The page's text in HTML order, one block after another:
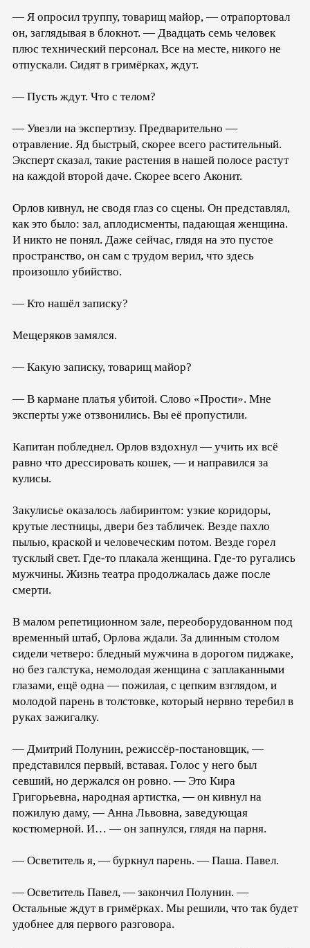
— Я опросил труппу, товарищ майор, — отрапортовал
он, заглядывая в блокнот. — Двадцать семь человек
плюс технический персонал. Все на месте, никого не
отпускали. Сидят в гримёрках, ждут.
— Пусть ждут. Что с телом?
— Увезли на экспертизу. Предварительно —
отравление. Яд быстрый, скорее всего растительный.
Эксперт сказал, такие растения в нашей полосе растут
на каждой второй даче. Скорее всего Аконит.
Орлов кивнул, не сводя глаз со сцены. Он представлял,
как это было: зал, аплодисменты, падающая женщина.
И никто не понял. Даже сейчас, глядя на это пустое
пространство, он сам с трудом верил, что здесь
произошло убийство.
— Кто нашёл записку?
Мещеряков замялся.
— Какую записку, товарищ майор?
— В кармане платья убитой. Слово «Прости». Мне
эксперты уже отзвонились. Вы её пропустили.
Капитан побледнел. Орлов вздохнул — учить их всё
равно что дрессировать кошек, — и направился за
кулисы.
Закулисье оказалось лабиринтом: узкие коридоры,
крутые лестницы, двери без табличек. Везде пахло
пылью, краской и человеческим потом. Везде горел
тусклый свет. Где-то плакала женщина. Где-то ругались
мужчины. Жизнь театра продолжалась даже после
смерти.
В малом репетиционном зале, переоборудованном под
временный штаб, Орлова ждали. За длинным столом
сидели четверо: бледный мужчина в дорогом пиджаке,
но без галстука, немолодая женщина с заплаканными
глазами, ещё одна — пожилая, с цепким взглядом, и
молодой парень в толстовке, который нервно теребил в
руках зажигалку.
— Дмитрий Полунин, режиссёр-постановщик, —
представился первый, вставая. Голос у него был
севший, но держался он ровно. — Это Кира
Григорьевна, народная артистка, — он кивнул на
пожилую даму, — Анна Львовна, заведующая
костюмерной. И… — он запнулся, глядя на парня.
— Осветитель я, — буркнул парень. — Паша. Павел.
— Осветитель Павел, — закончил Полунин. —
Остальные ждут в гримёрках. Мы решили, что так будет
удобнее для первого разговора.